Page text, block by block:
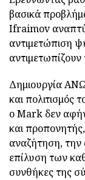
βασικά
Ifraimov
αντιμετώπιση
αντιμετωπίζουν
Δημιουργία
και πολιτισμός
ο Mark δεν
και προπονητής,
αναζήτηση,
επίλυση των
συνθήκες της